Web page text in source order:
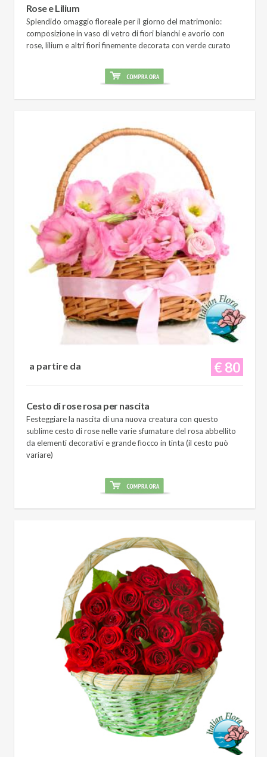
Rose e Lilium
Splendido omaggio floreale per il giorno del matrimonio:
composizione in vaso di vetro di fiori bianchi e avorio con
rose, lilium e altri fiori finemente decorata con verde curato
€ 80
a partire da
Cesto di rose rosa per nascita
Festeggiare la nascita di una nuova creatura con questo
sublime cesto di rose nelle varie sfumature del rosa abbellito
da elementi decorativi e grande fiocco in tinta (il cesto può
variare)